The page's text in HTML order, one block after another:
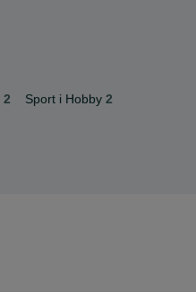
2 Sport i Hobby 2